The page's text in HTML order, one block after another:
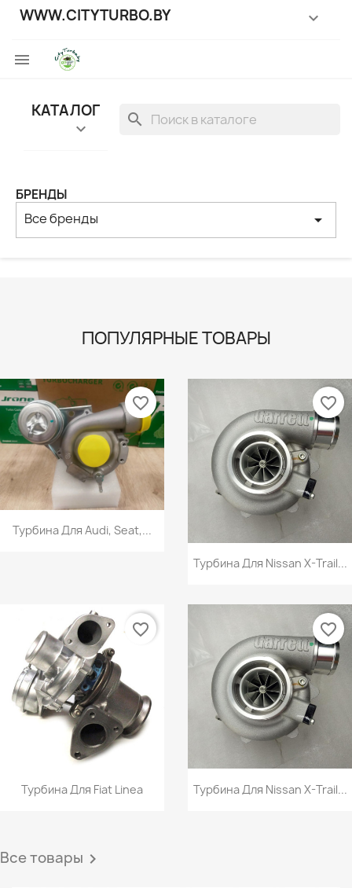
WWW.CITYTURBO.BY 

КАТАЛОГ

search
БРЕНДЫ
Все бренды arrow_drop_down
ПОПУЛЯРНЫЕ ТОВАРЫ
Турбина Для Audi, Seat,...
favorite_border
Турбина Для Nissan X-Trail...
favorite_border
Турбина Для Fiat Linea
favorite_border
Турбина Для Nissan X-Trail...
favorite_border
Все товары 